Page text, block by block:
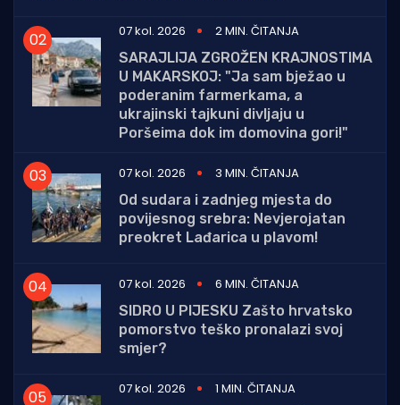
07 kol. 2026
2 MIN. ČITANJA
SARAJLIJA ZGROŽEN KRAJNOSTIMA
U MAKARSKOJ: "Ja sam bježao u
poderanim farmerkama, a
ukrajinski tajkuni divljaju u
Poršeima dok im domovina gori!"
07 kol. 2026
3 MIN. ČITANJA
Od sudara i zadnjeg mjesta do
povijesnog srebra: Nevjerojatan
preokret Lađarica u plavom!
07 kol. 2026
6 MIN. ČITANJA
SIDRO U PIJESKU Zašto hrvatsko
pomorstvo teško pronalazi svoj
smjer?
07 kol. 2026
1 MIN. ČITANJA